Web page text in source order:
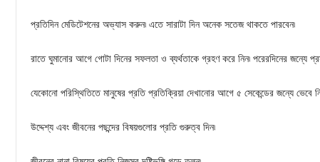
প্রতিদিন মেডিটেশনের অভ্যাস করুন৷ এতে সারাটা দিন অনেক সতেজ থাকতে পারবেন৷
রাতে ঘুমানোর আগে গোটা দিনের সফলতা ও ব্যর্থতাকে গ্রহণ করে নিন৷ পরেরদিনের জন্যে
যেকোনো পরিস্থিতিতে মানুষের প্রতি প্রতিক্রিয়া দেখানোর আগে ৫ সেকেন্ডের জন্যে ভেবে
উদ্দেশ্য এবং জীবনের পছন্দের বিষয়গুলোর প্রতি গুরুত্ব দিন৷